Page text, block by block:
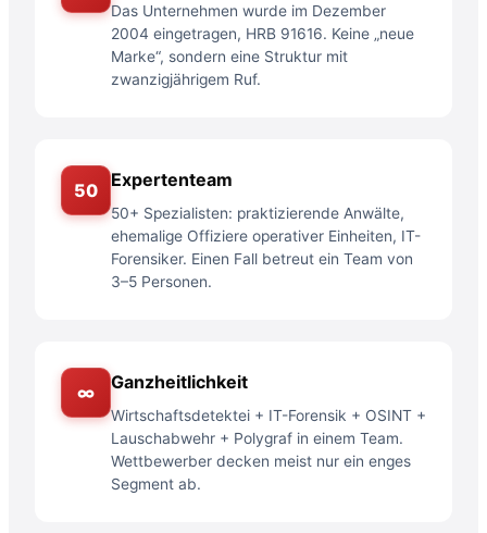
Das Unternehmen wurde im Dezember
2004 eingetragen, HRB 91616. Keine „neue
Marke“, sondern eine Struktur mit
zwanzigjährigem Ruf.
50 Expertenteam
50+ Spezialisten: praktizierende Anwälte,
ehemalige Offiziere operativer Einheiten, IT-
Forensiker. Einen Fall betreut ein Team von
3–5 Personen.
∞ Ganzheitlichkeit
Wirtschaftsdetektei + IT-Forensik + OSINT +
Lauschabwehr + Polygraf in einem Team.
Wettbewerber decken meist nur ein enges
Segment ab.